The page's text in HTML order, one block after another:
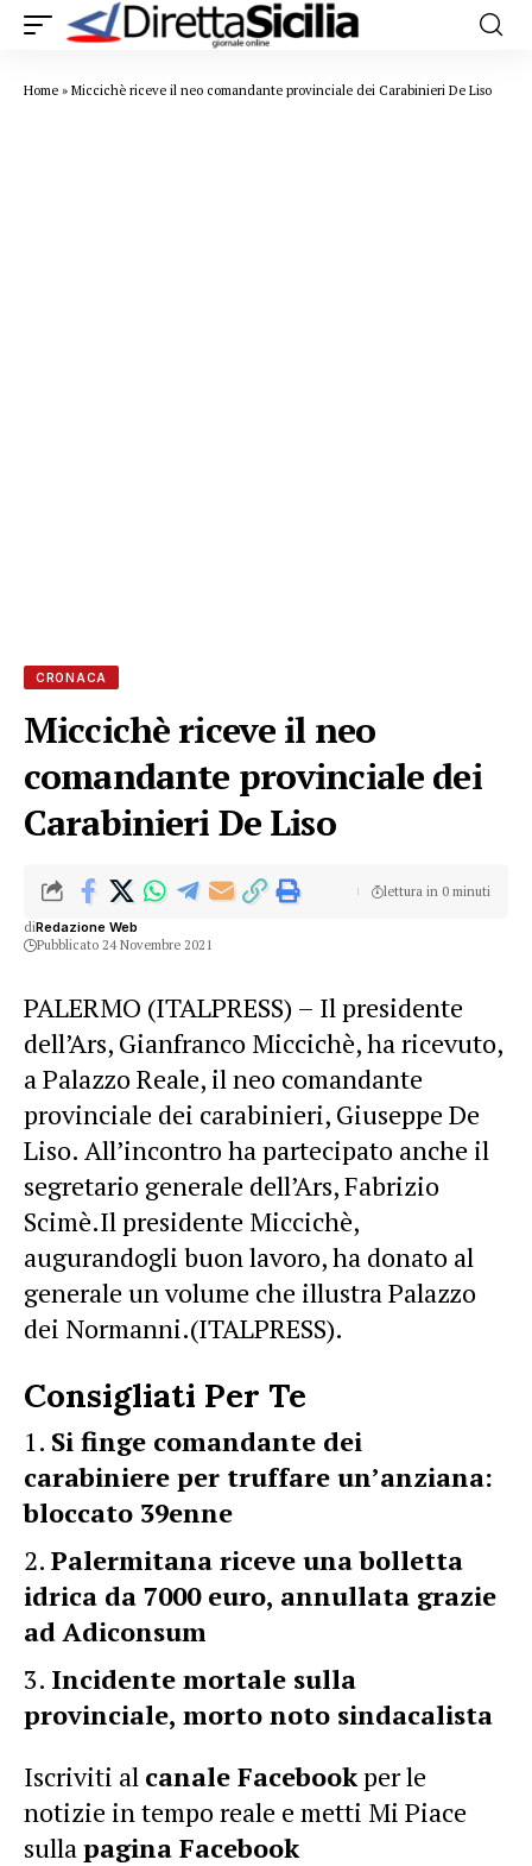
Home » Miccichè riceve il neo comandante provinciale dei Carabinieri De Liso
CRONACA
Miccichè riceve il neo
comandante provinciale dei
Carabinieri De Liso
diRedazione Web
Pubblicato 24 Novembre 2021
lettura in 0 minuti
PALERMO (ITALPRESS) – Il presidente
dell’Ars, Gianfranco Miccichè, ha ricevuto,
a Palazzo Reale, il neo comandante
provinciale dei carabinieri, Giuseppe De
Liso. All’incontro ha partecipato anche il
segretario generale dell’Ars, Fabrizio
Scimè.Il presidente Miccichè,
augurandogli buon lavoro, ha donato al
generale un volume che illustra Palazzo
dei Normanni.(ITALPRESS).
Consigliati Per Te
Si finge comandante dei
carabiniere per truffare un’anziana:
bloccato 39enne
Palermitana riceve una bolletta
idrica da 7000 euro, annullata grazie
ad Adiconsum
Incidente mortale sulla
provinciale, morto noto sindacalista
Iscriviti al canale Facebookper le
notizie in tempo reale e metti Mi Piace
sullapagina Facebook